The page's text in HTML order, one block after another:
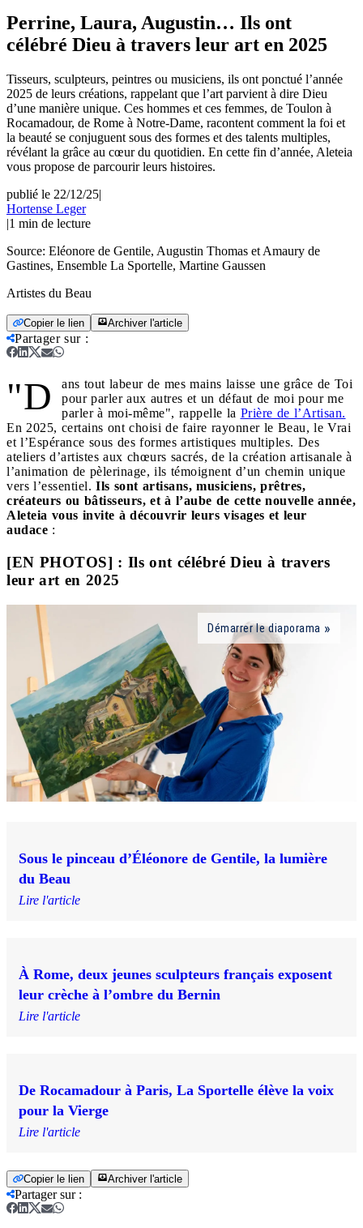
Perrine, Laura, Augustin… Ils ont
célébré Dieu à travers leur art en 2025
Tisseurs, sculpteurs, peintres ou musiciens, ils ont ponctué l’année
2025 de leurs créations, rappelant que l’art parvient à dire Dieu
d’une manière unique. Ces hommes et ces femmes, de Toulon à
Rocamadour, de Rome à Notre-Dame, racontent comment la foi et
la beauté se conjuguent sous des formes et des talents multiples,
révélant la grâce au cœur du quotidien. En cette fin d’année, Aleteia
vous propose de parcourir leurs histoires.
publié le 22/12/25|
Hortense Leger
|1 min de lecture
Source: Eléonore de Gentile, Augustin Thomas et Amaury de
Gastines, Ensemble La Sportelle, Martine Gaussen
Artistes du Beau
Copier le lien Archiver l'article
Partager sur:
"D
ans tout labeur de mes mains laisse une grâce de Toi
pour parler aux autres et un défaut de moi pour me
parler à moi-même", rappelle la Prière de l’Artisan.
En 2025, certains ont choisi de faire rayonner le Beau, le Vrai
et l’Espérance sous des formes artistiques multiples. Des
ateliers d’artistes aux chœurs sacrés, de la création artisanale à
l’animation de pèlerinage, ils témoignent d’un chemin unique
vers l’essentiel. Ils sont artisans, musiciens, prêtres,
créateurs ou bâtisseurs, et à l’aube de cette nouvelle année,
Aleteia vous invite à découvrir leurs visages et leur
audace :
[EN PHOTOS] : Ils ont célébré Dieu à travers
leur art en 2025
Démarrer le diaporama
Sous le pinceau d’Éléonore de Gentile, la lumière
du Beau
Lire l'article
À Rome, deux jeunes sculpteurs français exposent
leur crèche à l’ombre du Bernin
Lire l'article
De Rocamadour à Paris, La Sportelle élève la voix
pour la Vierge
Lire l'article
Copier le lien Archiver l'article
Partager sur: